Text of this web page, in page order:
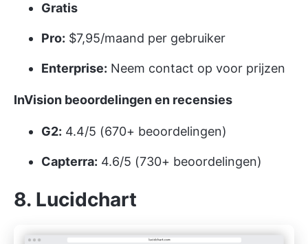
Gratis
Pro: $7,95/maand per gebruiker
Enterprise: Neem contact op voor prijzen
InVision beoordelingen en recensies
G2: 4.4/5 (670+ beoordelingen)
Capterra: 4.6/5 (730+ beoordelingen)
8. Lucidchart